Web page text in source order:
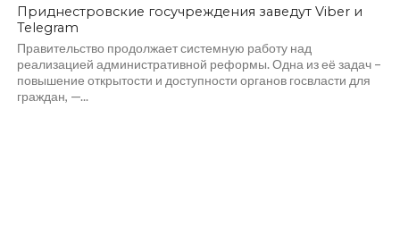
Приднестровские госучреждения заведут Viber и
Telegram
Правительство продолжает системную работу над
реализацией административной реформы. Одна из её задач –
повышение открытости и доступности органов госвласти для
граждан, —...